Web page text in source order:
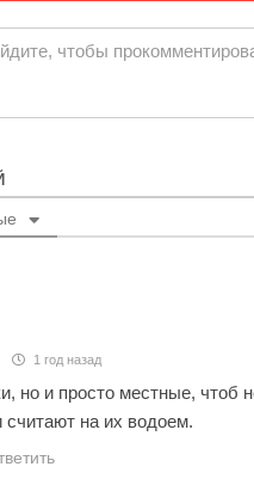
чтобы
1 год назад
но и просто местные, чтоб
считают на их водоем.